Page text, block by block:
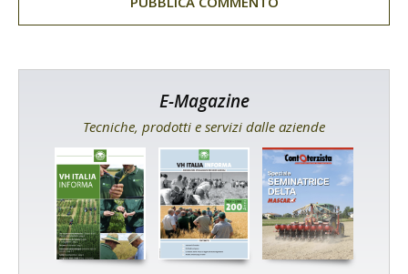
E-Magazine
Tecniche, prodotti e servizi dalle aziende